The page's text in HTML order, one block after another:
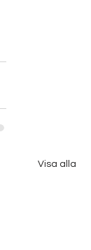
Visa alla